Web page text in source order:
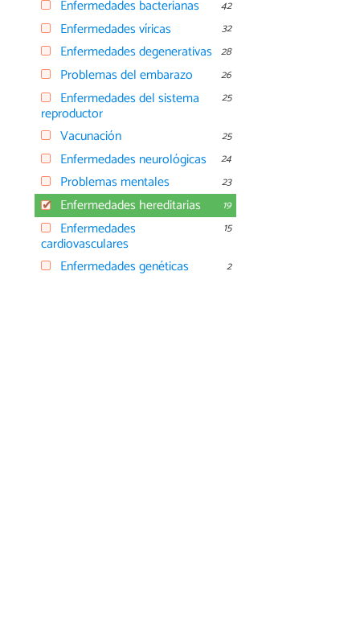
Enfermedades bacterianas 42
Enfermedades víricas 32
Enfermedades degenerativas 28
Problemas del embarazo 26
Enfermedades del sistema
reproductor
25
Vacunación 25
Enfermedades neurológicas 24
Problemas mentales 23
Enfermedades hereditarias 19
Enfermedades
cardiovasculares
15
Enfermedades genéticas 2